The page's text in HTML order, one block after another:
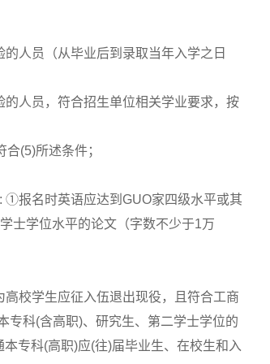
人员（从毕业后到录取当年入学之日
的人员，符合招生单位相关学业要求，按
合(5)所述条件；
①报名时英语应达到GUO家四级水平或其
士学位水平的论文（字数不少于1万
高校学生应征入伍退出现役，且符合工商
专科(含高职)、研究生、第二学士学位的
专科(高职)应(往)届毕业生、在校生和入